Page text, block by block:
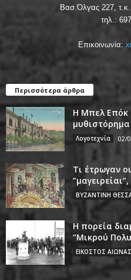
Βασ.Όλγας 227,
τηλ.:
Επικοινωνία:
Περισσότερα άρθρα
Η Μπελ Επόκ
Λογοτεχνία 02/
Τι έτρωγαν
ΒΥΖΑΝΤΙΝΗ
Η πορεία
‘’Μικρού
ΕΙΚΟΣΤΟΣ ΑΙΩΝΑΣ